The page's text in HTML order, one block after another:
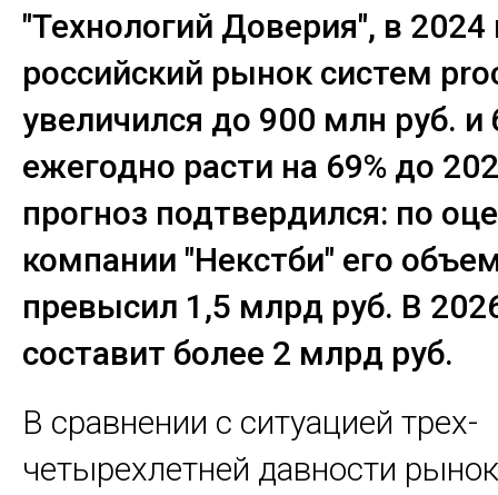
"Технологий Доверия", в 2024
российский рынок систем
увеличился до 900 млн руб. и
ежегодно расти на 69% до
прогноз подтвердился: по
компании "Некстби" его
превысил 1,5 млрд руб. В
составит более 2 млрд руб.
В сравнении с ситуацией трех-
четырехлетней давности